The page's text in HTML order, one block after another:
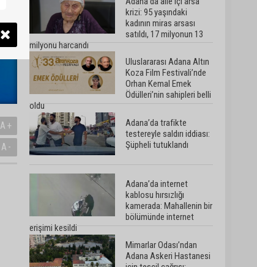
A+
A-
krizi: 95 yaşındaki
kadının miras arsası
satıldı, 17 milyonun 13
milyonu harcandı
Uluslararası Adana Altın
Koza Film Festivali’nde
Orhan Kemal Emek
Ödülleri’nin sahipleri belli
oldu
Adana’da trafikte
testereyle saldırı iddiası:
Şüpheli tutuklandı
Adana’da internet
kablosu hırsızlığı
kamerada: Mahallenin bir
bölümünde internet
erişimi kesildi
Mimarlar Odası’ndan
Adana Askeri Hastanesi